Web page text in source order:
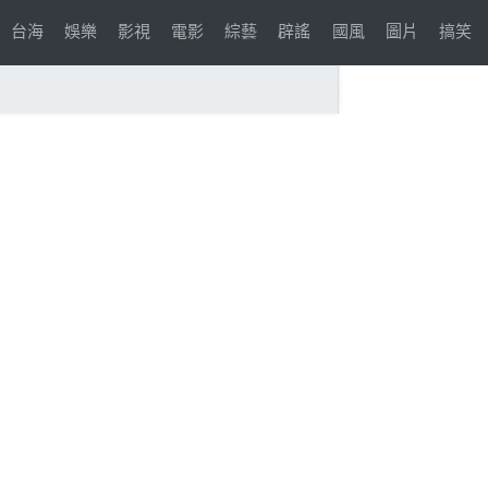
台海 娛樂 影視 電影 綜藝 辟謠 國風 圖片 搞笑